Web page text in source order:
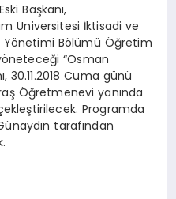
Başkanı,
Üniversitesi İktisadi ve
Yönetimi Bölümü Öğretim
“Osman
30.11.2018 Cuma günü
Öğretmenevi yanında
Programda
tarafından